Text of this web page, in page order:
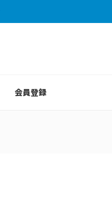
会員登録